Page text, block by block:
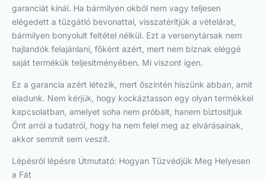
garanciát kínál. Ha bármilyen okból nem vagy teljesen
elégedett a tűzgátló bevonattal, visszatérítjük a vételárat,
bármilyen bonyolult feltétel nélkül. Ezt a versenytársak nem
hajlandók felajánlani, főként azért, mert nem bíznak eléggé
saját termékük teljesítményében. Mi viszont igen.
Ez a garancia azért létezik, mert őszintén hiszünk abban, amit
eladunk. Nem kérjük, hogy kockáztasson egy olyan termékkel
kapcsolatban, amelyet soha nem próbált, hanem biztosítjuk
Önt arról a tudatról, hogy ha nem felel meg az elvárásainak,
akkor semmit sem veszít.
Lépésről lépésre Útmutató: Hogyan Tűzvédjük Meg Helyesen
a Fát